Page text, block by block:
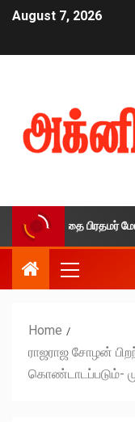
August 7, 2026
பிரதமர் மோடி
Home
ராஜராஜ சோழன்
கொண்டாடப்படும்-